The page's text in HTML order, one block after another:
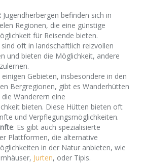
Jugendherbergen befinden sich in
Regionen, die eine günstige
für Reisende bieten.
sind oft in landschaftlich reizvollen
und bieten die Möglichkeit, andere
einigen Gebieten, insbesondere in den
Bergregionen, gibt es Wanderhütten
Wanderern eine
bieten. Diese Hütten bieten oft
und Verpflegungsmöglichkeiten.
: Es gibt auch spezialisierte
Plattformen, die alternative
in der Natur anbieten, wie
Jurten, oder Tipis.